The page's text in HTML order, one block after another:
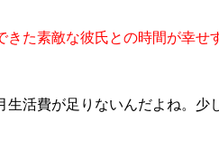
きた素敵な彼氏との時間が幸せ
生活費が足りないんだよね。少